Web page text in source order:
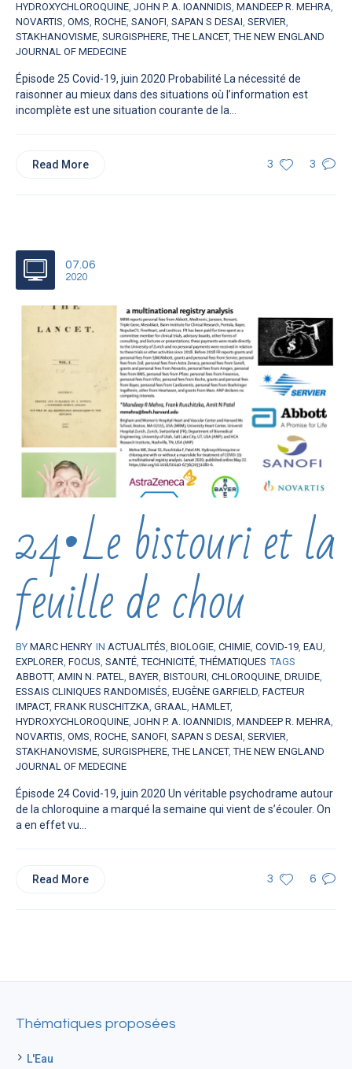
HYDROXYCHLOROQUINE, JOHN P. A. IOANNIDIS, MANDEEP R. MEHRA,
NOVARTIS, OMS, ROCHE, SANOFI, SAPAN S DESAI, SERVIER,
STAKHANOVISME, SURGISPHERE,THE LANCET,THE NEW ENGLAND
JOURNAL OF MEDECINE
Épisode 25 Covid-19, juin 2020 Probabilité La nécessité de
raisonner au mieux dans des situations où l’information est
incomplète est une situation courante de la...
3 3
Read More
07.06
2020
24•Le bistouri et la
feuille de chou
BY MARC HENRY IN ACTUALITÉS, BIOLOGIE, CHIMIE, COVID-19, EAU,
EXPLORER, FOCUS, SANTÉ,TECHNICITÉ,THÉMATIQUES TAGS
ABBOTT, AMIN N. PATEL, BAYER, BISTOURI, CHLOROQUINE, DRUIDE,
ESSAIS CLINIQUES RANDOMISÉS, EUGÈNE GARFIELD, FACTEUR
IMPACT, FRANK RUSCHITZKA, GRAAL, HAMLET,
HYDROXYCHLOROQUINE, JOHN P. A. IOANNIDIS, MANDEEP R. MEHRA,
NOVARTIS, OMS, ROCHE, SANOFI, SAPAN S DESAI, SERVIER,
STAKHANOVISME, SURGISPHERE,THE LANCET,THE NEW ENGLAND
JOURNAL OF MEDECINE
Épisode 24 Covid-19, juin 2020 Un véritable psychodrame autour
de la chloroquine a marqué la semaine qui vient de s’écouler. On
a en effet vu...
3 6
Read More
Thématiques proposées
L'Eau